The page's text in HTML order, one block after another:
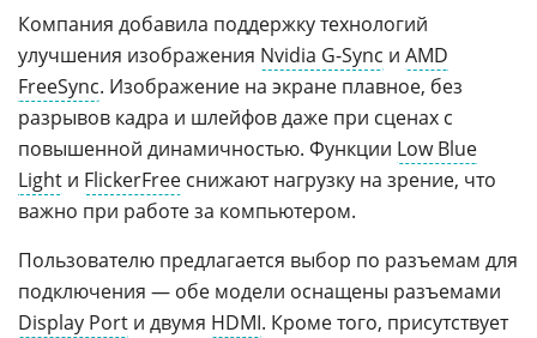
Компания добавила поддержку технологий
улучшения изображения Nvidia G-Sync и AMD
FreeSync. Изображение на экране плавное, без
разрывов кадра и шлейфов даже при сценах с
повышенной динамичностью. Функции Low Blue
Light и FlickerFree снижают нагрузку на зрение, что
важно при работе за компьютером.
Пользователю предлагается выбор по разъемам для
подключения — обе модели оснащены разъемами
Display Port и двумя HDMI. Кроме того, присутствует